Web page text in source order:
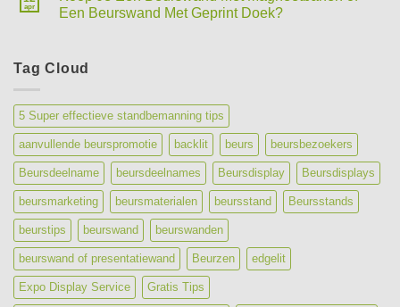
apr
Een Beurswand Met Geprint Doek?
Tag Cloud
5 Super effectieve standbemanning tips
aanvullende beurspromotie backlit beurs beursbezoekers
Beursdeelname beursdeelnames Beursdisplay Beursdisplays
beursmarketing beursmaterialen beursstand Beursstands
beurstips beurswand beurswanden
beurswand of presentatiewand Beurzen edgelit
Expo Display Service Gratis Tips